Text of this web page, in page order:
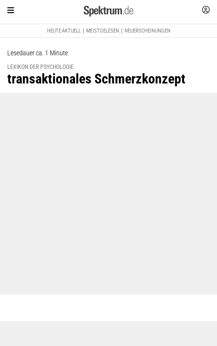
HEUTE AKTUELL MEISTGELESEN NEUERSCHEINUNGEN
Lesedauer ca. 1 Minute
LEXIKON DER PSYCHOLOGIE
:
transaktionales Schmerzkonzept